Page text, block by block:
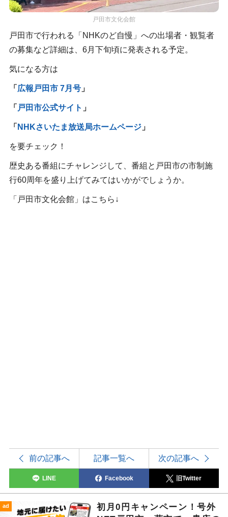
戸田市文化会館
戸田市で行われる「NHKのど自慢」への出場者・観覧者
の募集など詳細は、6月下旬頃に発表される予定。
気になる方は
「 広報戸田市 7月号」
「 戸田市公式サイト 」
「 NHKさいたま放送局ホームページ」
を要チェック！
歴史ある番組にチャレンジして、番組と戸田市の市制施
行60周年を盛り上げてみてはいかがでしょうか。
「戸田市文化会館」はこちら↓
前の記事へ 記事一覧へ 次の記事へ
LINE Facebook 旧Twitter
ad
初月0円キャンペーン！号外